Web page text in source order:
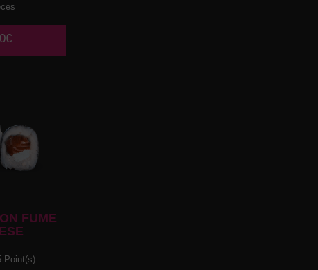
FUME
Point(s)